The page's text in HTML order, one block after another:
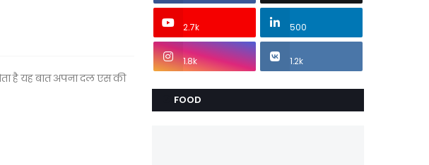
है यह बात अपना दल एस की
2.7k 500
1.8k 1.2k
FOOD